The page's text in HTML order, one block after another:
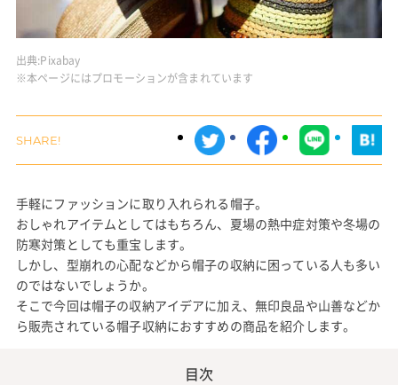
出典:Pixabay
※本ページにはプロモーションが含まれています
手軽にファッションに取り入れられる帽子。
おしゃれアイテムとしてはもちろん、夏場の熱中症対策や冬場の
防寒対策としても重宝します。
しかし、型崩れの心配などから帽子の収納に困っている人も多い
のではないでしょうか。
そこで今回は帽子の収納アイデアに加え、無印良品や山善などか
ら販売されている帽子収納におすすめの商品を紹介します。
目次